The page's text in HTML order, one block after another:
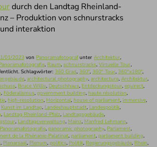
durch den Landtag Rheinland-
– Produktion von schnurstracks
interaktion
01/2023 von Panoramafotografunter Architektur,
, Raum, schnurstracks, Virtuelle Tour,
Schlagwörter: 360 Grad, 360°, 360° Tour, 360°x180°,
, architectural photography, architecture, Architektur,
, Bruce Willis, Deutschhaus, Entdeckungstour, equirect,
, Föderalismus, government building, haute résolution,
, high-resolution, Horizontal, house of parliament, immersive,
Kunst im Landtag, Landeshauptstadt, Landespolitik,
, Landtag Rheinland-Pfalz, Landtagsgebäude,
, Landtagsverwaltung, Mainz, Manfred Lehmann,
Panoramafotografie, panoramic photography, Parlament,
de la Rhénanie-Palatinat, parliament, parliament building,
, Plenarsaal, Plenum, politics, Politik, Regierungsgebäude, Rhein,